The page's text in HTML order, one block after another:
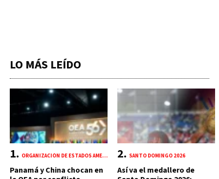
LO MÁS LEÍDO
ORGANIZACIÓN DE ESTADOS AMERICANOS (OEA)
Panamá y China chocan en
SANTO DOMINGO 2026
Así va el medallero de